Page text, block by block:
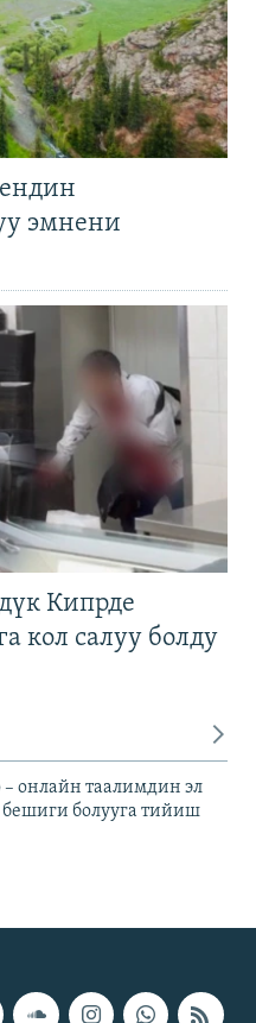
эмнени
Кипрде
кол салуу болду
– онлайн таалимдин эл
болууга тийиш